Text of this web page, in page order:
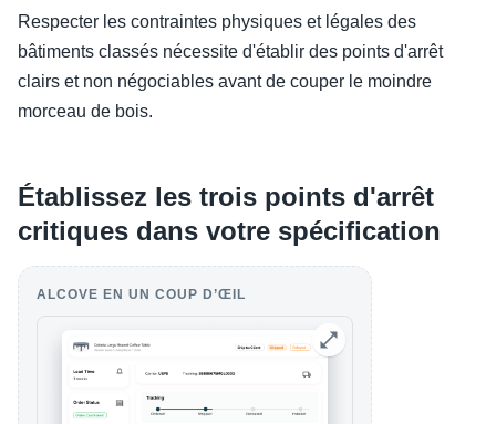
Respecter les contraintes physiques et légales des
bâtiments classés nécessite d'établir des points d'arrêt
clairs et non négociables avant de couper le moindre
morceau de bois.
Établissez les trois points d'arrêt
critiques dans votre spécification
ALCOVE EN UN COUP D’ŒIL